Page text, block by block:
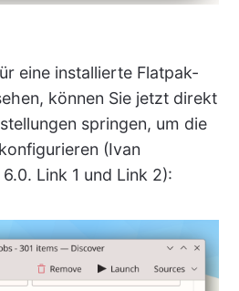
eine installierte Flatpak-
können Sie jetzt direkt
springen, um die
(Ivan
Link 1 und Link 2):